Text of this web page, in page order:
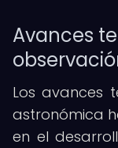
Avances
Los avances
astronómica
en el